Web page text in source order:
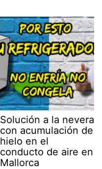
Solución a la nevera
con acumulación de
hielo en el
conducto de aire en
Mallorca